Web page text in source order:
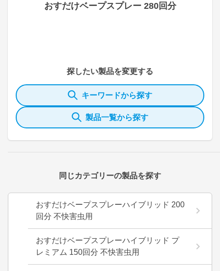
おすだけベープスプレー 280回分
探したい製品を変更する
キーワードから探す
製品一覧から探す
同じカテゴリーの製品を探す
おすだけベープスプレーハイブリッド 200
回分 不快害虫用
おすだけベープスプレーハイブリッド プ
レミアム 150回分 不快害虫用